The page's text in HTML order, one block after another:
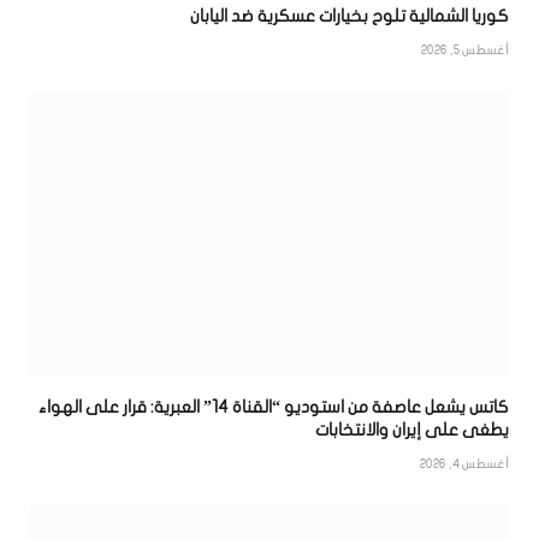
كوريا الشمالية تلوح بخيارات عسكرية ضد اليابان
أغسطس 5, 2026
كاتس يشعل عاصفة من استوديو “القناة 14” العبرية: قرار على الهواء
يطغى على إيران والانتخابات
أغسطس 4, 2026